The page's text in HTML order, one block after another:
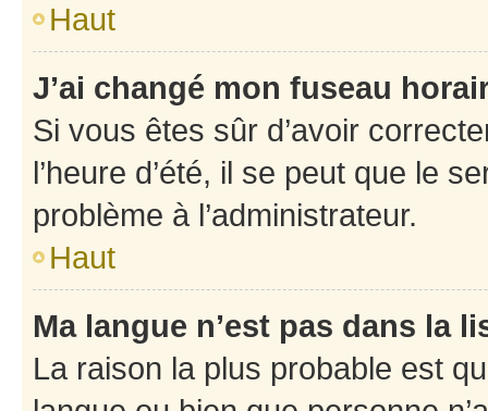
Haut
J’ai changé mon fuseau
Si vous êtes sûr d’avoir
l’heure d’été, il se peut que le
problème à l’administrateur.
Haut
Ma langue n’est pas dans la
La raison la plus probable est